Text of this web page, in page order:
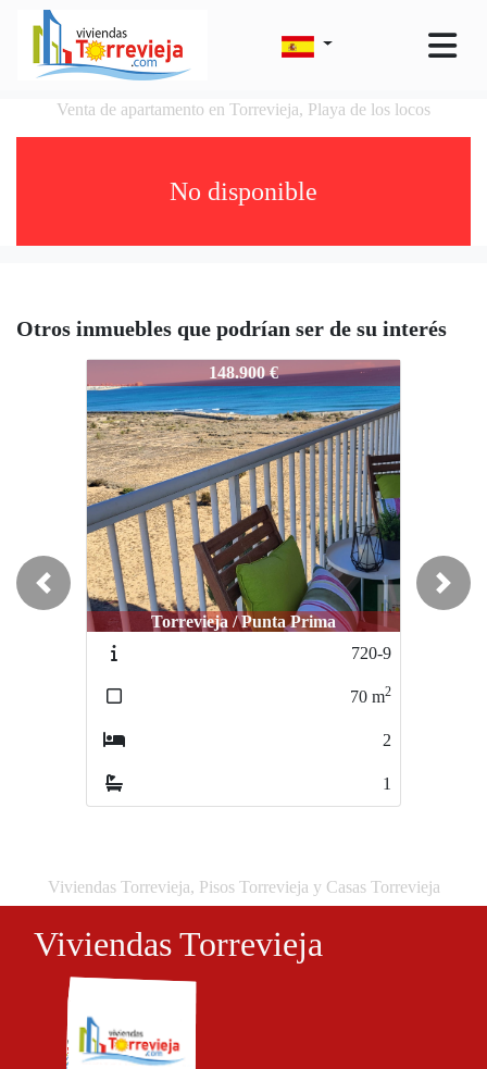
Venta de apartamento en Torrevieja, Playa de los locos
No disponible
Otros inmuebles que podrían ser de su interés
148.900 €
Torrevieja / Punta Prima
720-9
70 m2
2
1
Previous Next
Viviendas Torrevieja, Pisos Torrevieja y Casas Torrevieja
Viviendas Torrevieja